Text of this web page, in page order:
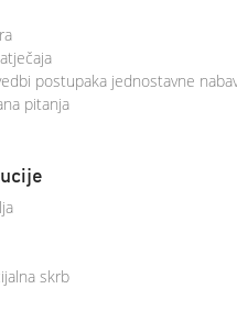
postupaka jednostavne
pitanja
skrb